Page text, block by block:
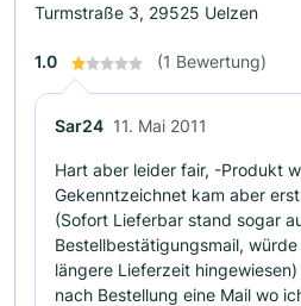
Turmstraße 3, 29525 Uelzen
1.0 (1 Bewertung)
Sar24 11. Mai 2011
Hart aber leider fair, -Produkt
Gekenntzeichnet kam aber
(Sofort Lieferbar stand sogar
Bestellbestätigungsmail,
längere Lieferzeit
nach Bestellung eine Mail wo